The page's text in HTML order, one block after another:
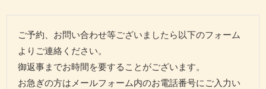
ご予約、お問い合わせ等ございましたら以下のフォーム
よりご連絡ください。
御返事までお時間を要することがございます。
お急ぎの方はメールフォーム内のお電話番号にご入力い